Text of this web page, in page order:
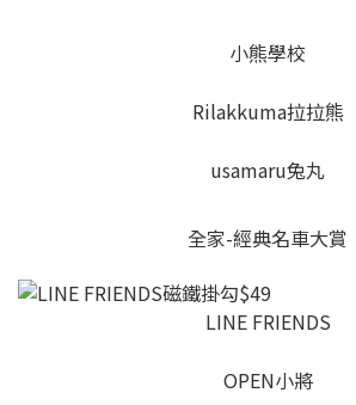
小熊學校
Rilakkuma拉拉熊
usamaru兔丸
全家-經典名車大賞
LINE FRIENDS
OPEN小將